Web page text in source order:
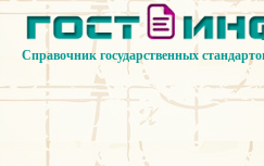
Справочник государственных